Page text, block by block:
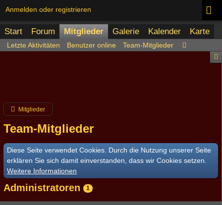
Anmelden oder registrieren
Start Forum Mitglieder Galerie Kalender Karte
Letzte Aktivitäten Benutzer online Team-Mitglieder
Mitglieder
Team-Mitglieder
Diese Seite verwendet Cookies. Durch die Nutzung unserer Seite
erklären Sie sich damit einverstanden, dass wir Cookies setzen.
Weitere Informationen
Administratoren 1